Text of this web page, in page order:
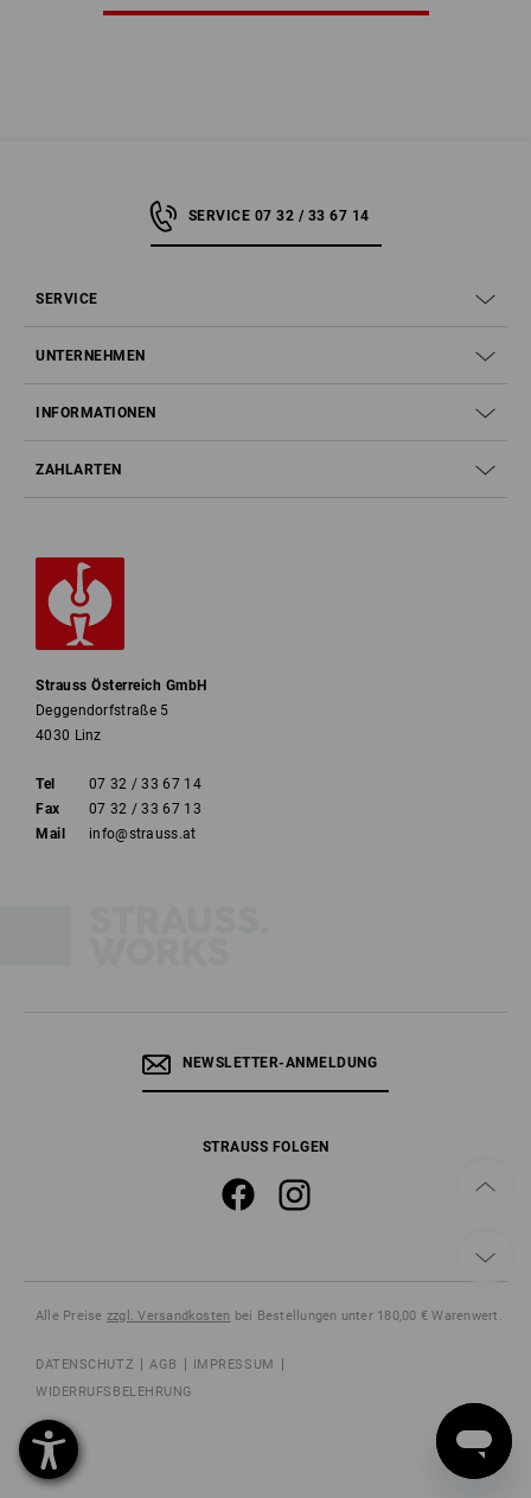
SERVICE 07 32 / 33 67 14
SERVICE
UNTERNEHMEN
INFORMATIONEN
ZAHLARTEN
Strauss Österreich GmbH
Deggendorfstraße 5
4030 Linz
Tel
07 32 / 33 67 14
Fax
07 32 / 33 67 13
Mail
info@strauss.at
NEWSLETTER-ANMELDUNG
STRAUSS FOLGEN
Alle Preise zzgl. Versandkosten bei Bestellungen unter 180,00 € Warenwert.
DATENSCHUTZ AGB
IMPRESSUM
WIDERRUFSBELEHRUNG